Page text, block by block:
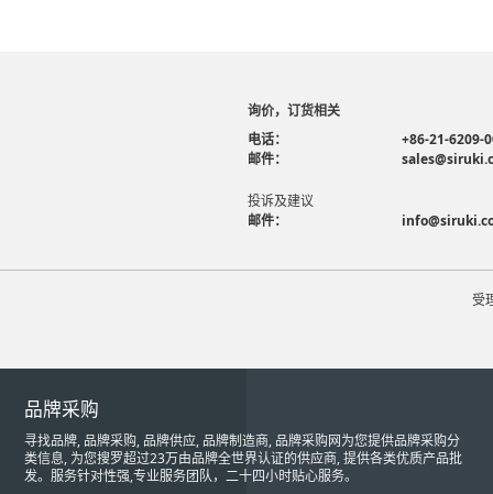
询价，订货相关
电话：
+86-21-6209-
邮件：
投诉及建议
邮件：
受
品牌采购
寻找品牌, 品牌采购, 品牌供应, 品牌制造商, 品牌采购网为您提供品牌采购分
类信息, 为您搜罗超过23万由品牌全世界认证的供应商, 提供各类优质产品批
发。服务针对性强,专业服务团队，二十四小时贴心服务。